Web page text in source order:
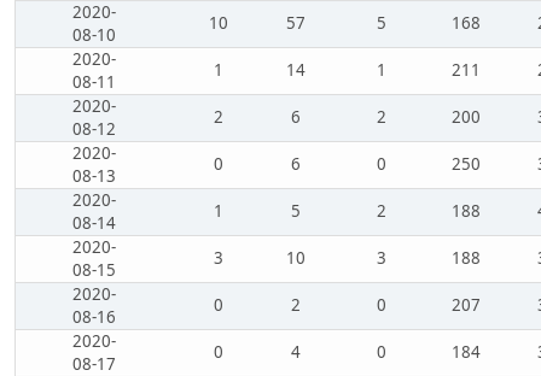
2020-
08-10
10 57 5 168
2020-
08-11
1 14 1 211
2020-
08-12
2 6 2 200
2020-
08-13
0 6 0 250
2020-
08-14
1 5 2 188
2020-
08-15
3 10 3 188
2020-
08-16
0 2 0 207
2020-
08-17
0 4 0 184